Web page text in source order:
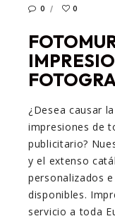
0
0
¿Desea causar
impresiones de
publicitario?
y el extenso
personalizados
disponibles.
servicio a toda